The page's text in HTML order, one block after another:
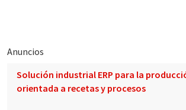
Anuncios
Solución industrial ERP para la
orientada a recetas y procesos